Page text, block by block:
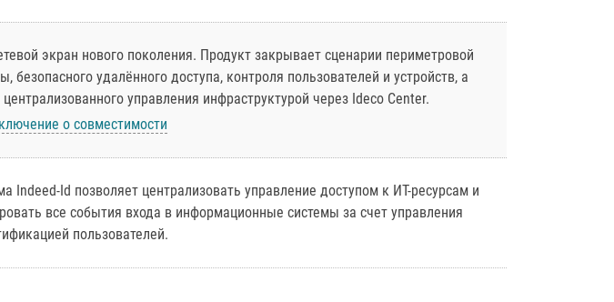
экран нового поколения. Продукт закрывает сценарии периметровой
безопасного удалённого доступа, контроля пользователей и устройств, а
управления инфраструктурой через Ideco Center.
о совместимости
Indeed-Id позволяет централизовать управление доступом к ИТ-ресурсам и
все события входа в информационные системы за счет управления
пользователей.